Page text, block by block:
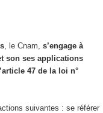
, le Cnam, s’engage à
son ses applications
47 de la loi n°
suivantes : se référer